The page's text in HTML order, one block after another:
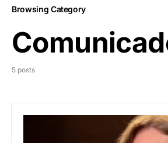
Browsing Category
5 posts